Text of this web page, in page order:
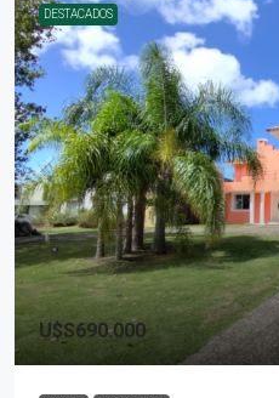
DESTACADOS
U$S690.000